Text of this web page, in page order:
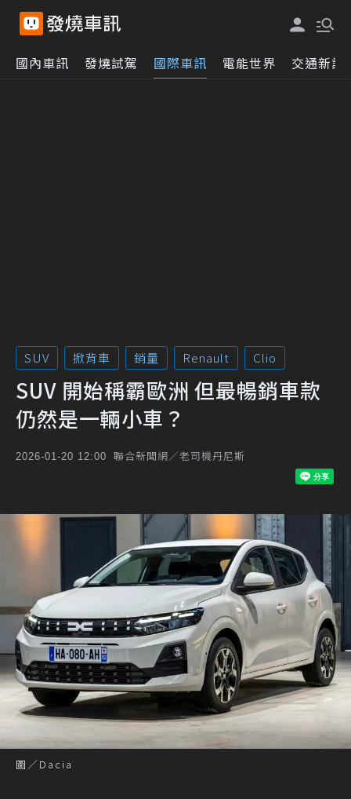
國內車訊 發燒試駕 國際車訊 電能世界 交通新訊
SUV 掀背車 銷量 Renault Clio
SUV 開始稱霸歐洲 但最暢銷車款
仍然是一輛小車？
2026-01-20 12:00 聯合新聞網／老司機丹尼斯
圖／Dacia